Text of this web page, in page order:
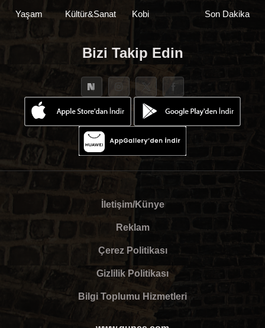
Yaşam
Kültür&Sanat
Kobi
Son Dakika
Bizi Takip Edin
İletişim/Künye
Reklam
Çerez Politikası
Gizlilik Politikası
Bilgi Toplumu Hizmetleri